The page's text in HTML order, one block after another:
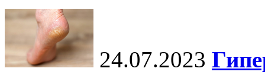
24.07.2023